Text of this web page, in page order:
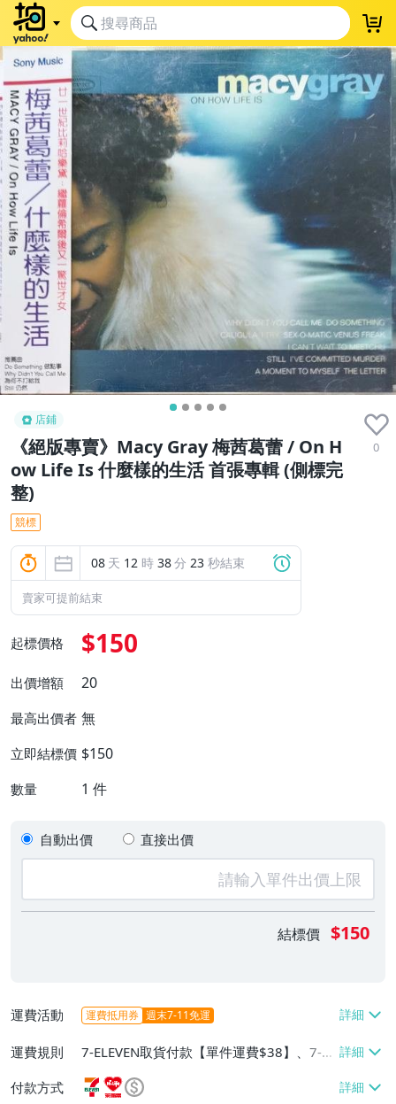
店鋪
《絕版專賣》Macy Gray 梅茜葛蕾 / On H
ow Life Is 什麼樣的生活 首張專輯 (側標完
整)
0
競標
08 天 12 時 38分 22 秒結束
賣家可提前結束
起標價格 $150
出價增額 20
最高出價者 無
立即結標價 $150
數量 1 件
自動出價 直接出價
結標價 $150
運費活動 運費抵用券 週末7-11免運
運費規則
7-ELEVEN取貨付款【單件運費$38】、7-EL
EVEN取貨不付款【單件運費$38】、萊爾富
取貨付款【單件運費$60】
付款方式